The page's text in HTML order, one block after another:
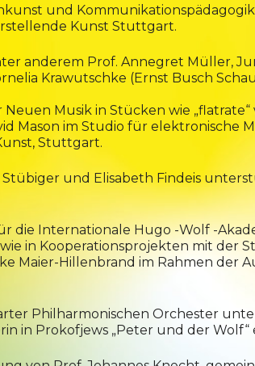
und
Kunst Stuttgart.
anderem Prof. Annegret Müller,
Krawutschke (Ernst Busch
Musik in Stücken wie „flatrate“
Mason im Studio für elektronische
Stuttgart.
und Elisabeth Findeis
die Internationale Hugo -Wolf -
in Kooperationsprojekten mit der
Maier-Hillenbrand im Rahmen der
Philharmonischen Orchester
in Prokofjews „Peter und der Wolf“